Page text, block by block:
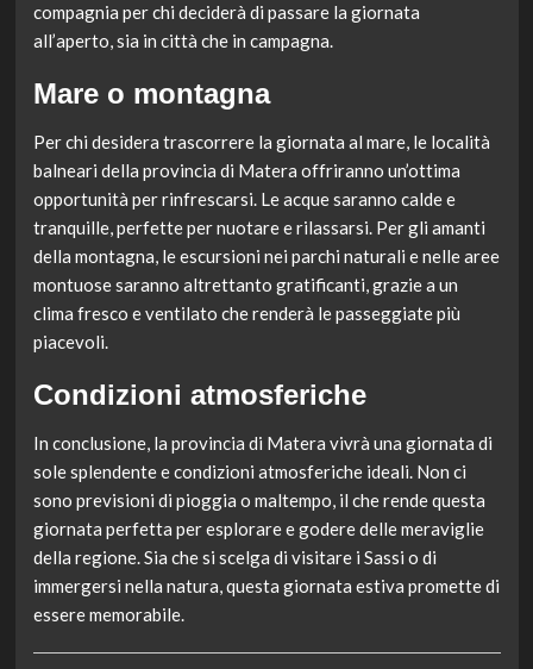
compagnia per chi deciderà di passare la giornata
all’aperto, sia in città che in campagna.
Mare o montagna
Per chi desidera trascorrere la giornata al mare, le località
balneari della provincia di Matera offriranno un’ottima
opportunità per rinfrescarsi. Le acque saranno calde e
tranquille, perfette per nuotare e rilassarsi. Per gli amanti
della montagna, le escursioni nei parchi naturali e nelle aree
montuose saranno altrettanto gratificanti, grazie a un
clima fresco e ventilato che renderà le passeggiate più
piacevoli.
Condizioni atmosferiche
In conclusione, la provincia di Matera vivrà una giornata di
sole splendente e condizioni atmosferiche ideali. Non ci
sono previsioni di pioggia o maltempo, il che rende questa
giornata perfetta per esplorare e godere delle meraviglie
della regione. Sia che si scelga di visitare i Sassi o di
immergersi nella natura, questa giornata estiva promette di
essere memorabile.